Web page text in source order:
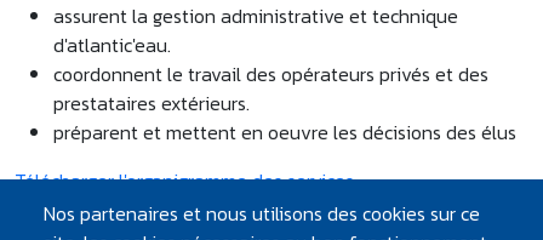
assurent la gestion administrative et technique
d'atlantic'eau.
coordonnent le travail des opérateurs privés et des
prestataires extérieurs.
préparent et mettent en oeuvre les décisions des élus
Télécharger l'organigramme des services
Nos partenaires et nous utilisons des cookies sur ce